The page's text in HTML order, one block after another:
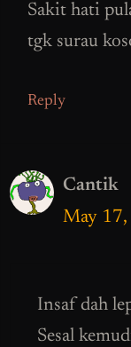
Sakit hati
tgk surau
Reply
Cantik
May 17,
Insaf dah
Sesal